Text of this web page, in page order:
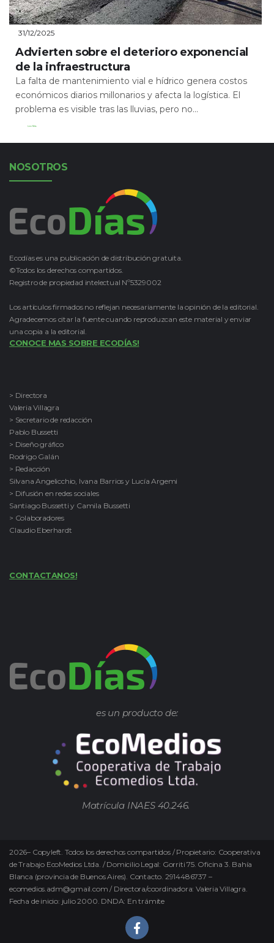
31/12/2025
Advierten sobre el deterioro exponencial
de la infraestructura
La falta de mantenimiento vial e hídrico genera costos
económicos diarios millonarios y afecta la logística. El
problema es visible tras las lluvias, pero no...
Leer Más
NOSOTROS
Ecodías es una publicación de distribución gratuita.
©Todos los derechos compartidos.
Registro de propiedad intelectual Nº5329002
Los artículos firmados no reflejan necesariamente la opinión de la editorial.
Agradecemos citar la fuente cuando reproduzcan este material y enviar
una copia a la editorial.
CONOCE MAS SOBRE ECODÍAS!
> Directora
Valeria Villagra
> Secretario de redacción
Pablo Bussetti
> Diseño gráfico
Rodrigo Galán
> Redacción
Silvana Angelicchio, Ivana Barrios y Lucía Argemi
> Difusión en redes sociales
Santiago Bussetti y Camila Bussetti
> Colaboradores
Claudio Eberhardt
CONTACTANOS!
es un producto de:
Matrícula INAES 40.246.
2026– Copyleft. Todos los derechos compartidos / Propietario: Cooperativa
de Trabajo EcoMedios Ltda. / Domicilio Legal: Gorriti 75. Oficina 3. Bahía
Blanca (provincia de Buenos Aires). Contacto. 2914486737 –
ecomedios.adm@gmail.com / Directora/coordinadora: Valeria Villagra.
Fecha de inicio: julio 2000. DNDA: En trámite